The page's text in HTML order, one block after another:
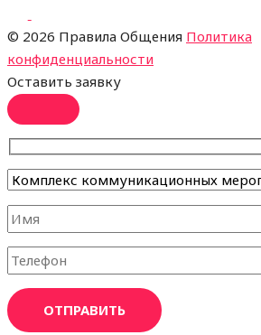
© 2026 Правила Общения Политика
конфиденциальности
Оставить заявку
ОТПРАВИТЬ